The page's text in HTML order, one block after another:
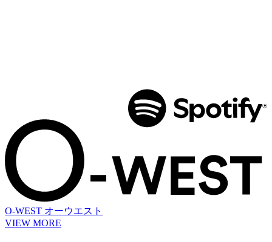
O-WEST オーウエスト
VIEW MORE